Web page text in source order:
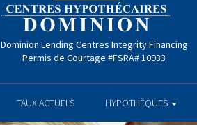
Dominion Lending Centres Integrity Financing
Permis de Courtage #FSRA# 10933
TAUX ACTUELS HYPOTHÈQUES